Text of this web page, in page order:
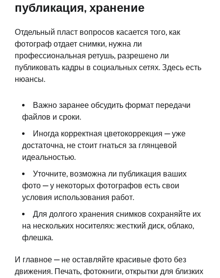
публикация, хранение
Отдельный пласт вопросов касается того, как
фотограф отдает снимки, нужна ли
профессиональная ретушь, разрешено ли
публиковать кадры в социальных сетях. Здесь есть
нюансы.
Важно заранее обсудить формат передачи
файлов и сроки.
Иногда корректная цветокоррекция — уже
достаточна, не стоит гнаться за глянцевой
идеальностью.
Уточните, возможна ли публикация ваших
фото — у некоторых фотографов есть свои
условия использования работ.
Для долгого хранения снимков сохраняйте их
на нескольких носителях: жесткий диск, облако,
флешка.
И главное — не оставляйте красивые фото без
движения. Печать, фотокниги, открытки для близких